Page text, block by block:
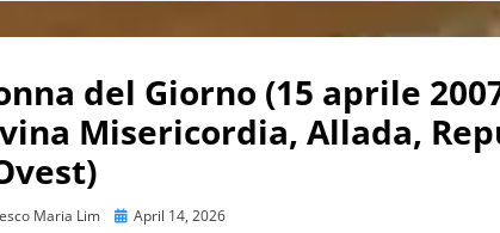
del Giorno (15 aprile
Misericordia, Allada,
Maria Lim
PostedApril 14, 2026